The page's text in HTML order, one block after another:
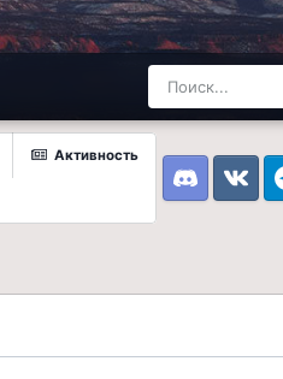
Активность
DiscordVK